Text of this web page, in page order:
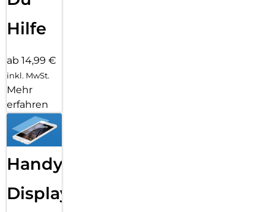
Hilfe
ab 14,99 €
inkl. MwSt.
Mehr
erfahren
Handy
Displayfolie